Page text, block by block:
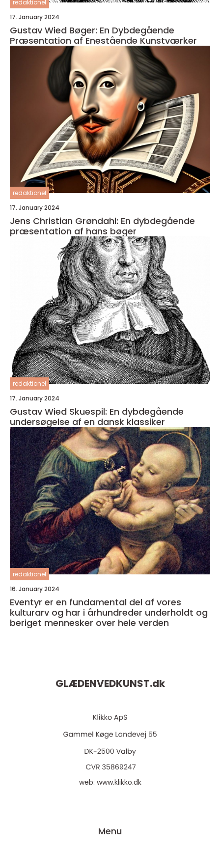
redaktionel
17. January 2024
Gustav Wied Bøger: En Dybdegående
Præsentation af Enestående Kunstværker
redaktionel
17. January 2024
Jens Christian Grøndahl: En dybdegående
præsentation af hans bøger
redaktionel
17. January 2024
Gustav Wied Skuespil: En dybdegående
undersøgelse af en dansk klassiker
redaktionel
16. January 2024
Eventyr er en fundamental del af vores
kulturarv og har i århundreder underholdt og
beriget mennesker over hele verden
GLÆDENVEDKUNST.dk
web: www.klikko.dk
Menu